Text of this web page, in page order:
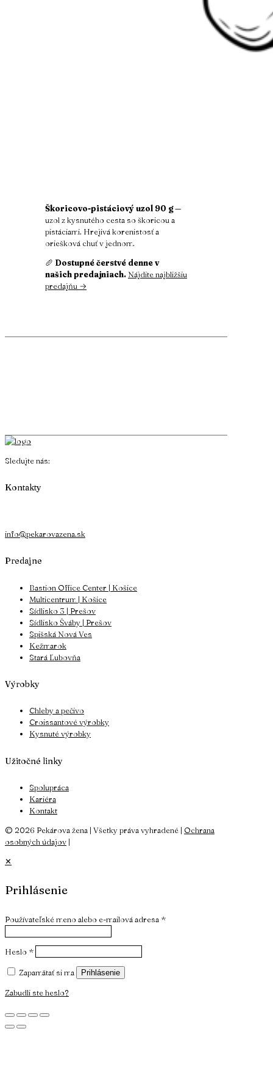
Škoricovo-pistáciový uzol 90 g—
uzol z kysnutého cesta so škoricou a
pistáciami. Hrejivá korenistosť a
oriešková chuť v jednom.
🥖 Dostupné čerstvé denne v
našich predajniach. Nájdite najbližšiu
predajňu →
Sledujte nás:
Kontakty
info@pekarovazena.sk
Predajne
Bastion Office Center | Košice
Multicentrum | Košice
Sídlisko 3 | Prešov
Sídlisko Šváby | Prešov
Spišská Nová Ves
Kežmarok
Stará Ľubovňa
Výrobky
Chleby a pečivo
Croissantové výrobky
Kysnuté výrobky
Užitočné linky
Spolupráca
Kariéra
Kontakt
© 2026 Pekárova žena | Všetky práva vyhradené | Ochrana
osobných údajov |
✕
Prihlásenie
Používateľské meno alebo e-mailová adresa *
Heslo *
Zapamätať si ma Prihlásenie
Zabudli ste heslo?